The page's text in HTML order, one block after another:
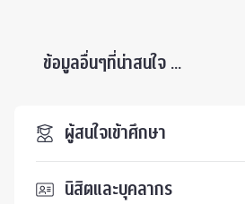
ข้อมูลอื่นๆที่น่าสนใจ ...
ผู้สนใจเข้าศึกษา
นิสิตและบุคลากร